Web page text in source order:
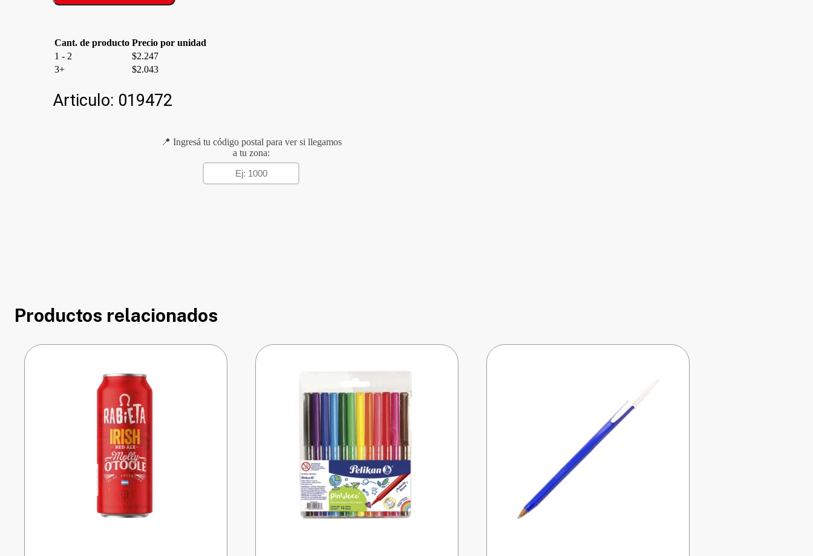
Cant. de producto Precio por unidad
1 - 2
$2.247
3+
$2.043
Articulo: 019472
📍 Ingresá tu código postal para ver si llegamos
a tu zona:
Productos relacionados